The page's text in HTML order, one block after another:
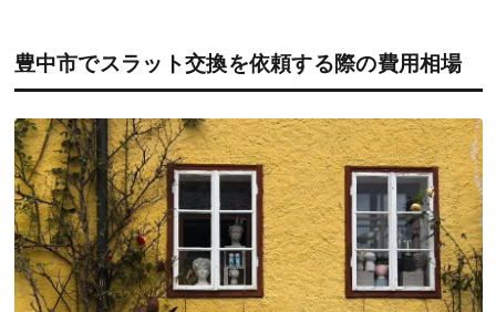
豊中市でスラット交換を依頼する際の費用相場